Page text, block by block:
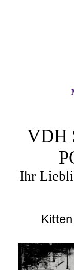
VDH
Ihr